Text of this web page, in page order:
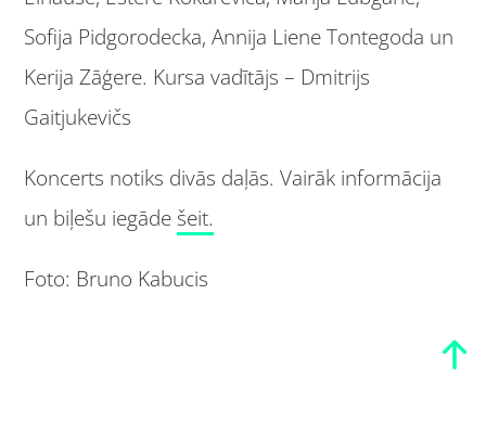
Sofija Pidgorodecka, Annija Liene Tontegoda un
Kerija Zāģere. Kursa vadītājs – Dmitrijs
Gaitjukevičs
Koncerts notiks divās daļās. Vairāk informācija
un biļešu iegāde šeit.
Foto: Bruno Kabucis